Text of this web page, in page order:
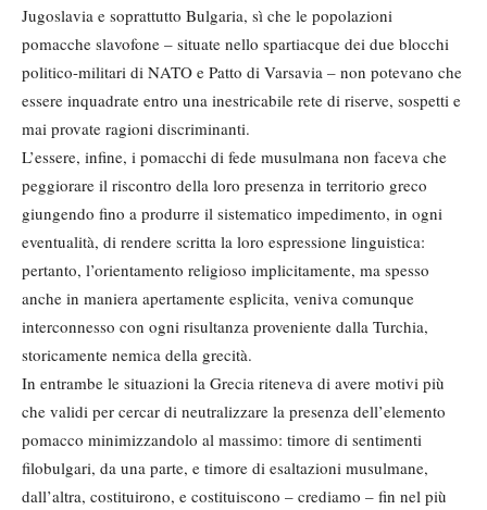
Jugoslavia e soprattutto Bulgaria, sì che le popolazioni
pomacche slavofone – situate nello spartiacque dei due blocchi
politico-militari di NATO e Patto di Varsavia – non potevano che
essere inquadrate entro una inestricabile rete di riserve, sospetti e
mai provate ragioni discriminanti.
L’essere, infine, i pomacchi di fede musulmana non faceva che
peggiorare il riscontro della loro presenza in territorio greco
giungendo fino a produrre il sistematico impedimento, in ogni
eventualità, di rendere scritta la loro espressione linguistica:
pertanto, l’orientamento religioso implicitamente, ma spesso
anche in maniera apertamente esplicita, veniva comunque
interconnesso con ogni risultanza proveniente dalla Turchia,
storicamente nemica della grecità.
In entrambe le situazioni la Grecia riteneva di avere motivi più
che validi per cercar di neutralizzare la presenza dell’elemento
pomacco minimizzandolo al massimo: timore di sentimenti
filobulgari, da una parte, e timore di esaltazioni musulmane,
dall’altra, costituirono, e costituiscono – crediamo – fin nel più